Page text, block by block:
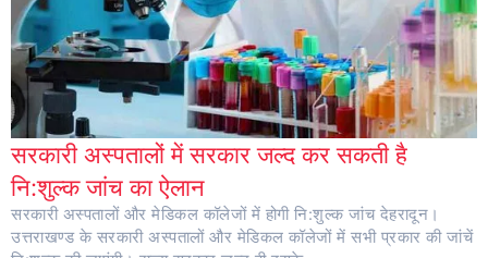
सरकारी अस्पतालों में सरकार जल्द कर सकती है
नि:शुल्क जांच का ऐलान
सरकारी अस्पतालों और मेडिकल कॉलेजों में होगी नि:शुल्क जांच देहरादून।
उत्तराखण्ड के सरकारी अस्पतालों और मेडिकल कॉलेजों में सभी प्रकार की जांचें